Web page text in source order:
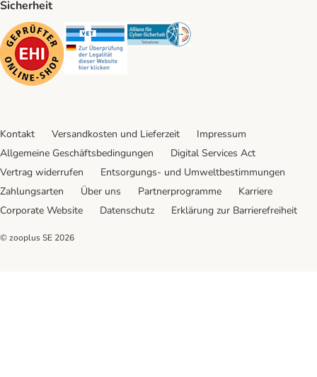
Sicherheit
Security Security Security
Kontakt Versandkosten und Lieferzeit
Impressum
Allgemeine Geschäftsbedingungen
Digital Services Act
Vertrag widerrufen
Entsorgungs- und Umweltbestimmungen
Zahlungsarten
Über uns Partnerprogramme
Karriere
Corporate Website
Datenschutz Erklärung zur Barrierefreiheit
© zooplus SE 2026